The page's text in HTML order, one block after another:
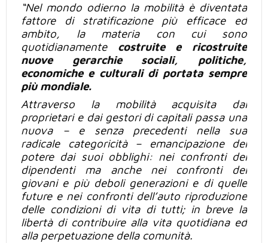
“Nel mondo odierno la mobilità è diventata
fattore di stratificazione
più
efficace ed
ambito, la materia con cui sono
quotidianamente costruite e ricostruite
nuove gerarchie sociali, politiche,
economiche e culturali di portata sempre
piùmondiale.
Attraverso la mobilità acquisita dai
proprietari e dai gestori di capitali passa una
nuova – e senza precedenti nella sua
radicale categoricità – emancipazione del
potere dai suoi obblighi: nei confronti dei
dipendenti ma anche nei confronti dei
giovani e più deboli generazioni e di quelle
future e nei confronti dell’auto riproduzione
delle condizioni di vita di tutti; in breve la
libertà di contribuire alla vita quotidiana ed
alla perpetuazione della comunità.